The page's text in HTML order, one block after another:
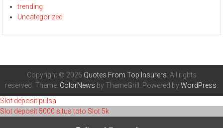
trending
Uncategorized
Copyright © 2026 Quotes From Top Insurers . All rights
reserved. Theme: ColorNews by ThemeGrill. Powered byWordPress
Slot deposit pulsa
Slot deposit 5000 situs toto Slot 5k